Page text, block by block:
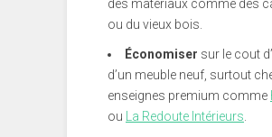
des matériaux comme des
ou du vieux bois.
Économiser sur le cout
d’un meuble neuf, surtout
enseignes premium comme
ou La Redoute Intérieurs